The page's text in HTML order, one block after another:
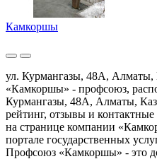
Камкоршы
ул. Курмангазы, 48А, Алматы,
«Камкоршы» - профсоюз,
Курмангазы, 48А, Алматы,
рейтинг, отзывы и
на странице компании
портале государственных
Профсоюз «Камкоршы» - это